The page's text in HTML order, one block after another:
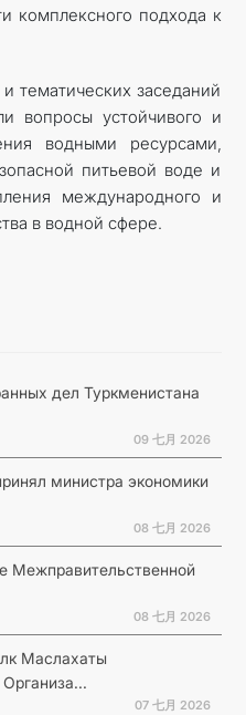
комплексного подхода к
тематических заседаний
вопросы устойчивого и
водными ресурсами,
питьевой воде и
международного и
в водной сфере.
дел Туркменистана
09 七月 2026
министра экономики
08 七月 2026
Межправительственной
08 七月 2026
Маслахаты
07 七月 2026